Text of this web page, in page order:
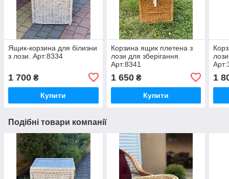
Ящик-корзина для білизни
з лози. Арт:8334
1 700 ₴
Купити
Корзина ящик плетена з
лози для зберігання.
Арт:8341
1 650₴
Купити
1
Подібні товари компанії